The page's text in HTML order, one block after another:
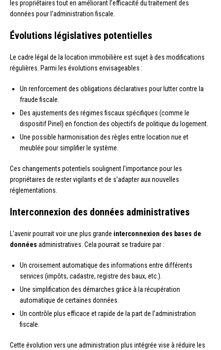
les propriétaires tout en améliorant l’efficacité du traitement des
données pour l’administration fiscale.
Évolutions législatives potentielles
Le cadre légal de la location immobilière est sujet à des modifications
régulières. Parmi les évolutions envisageables :
Un renforcement des obligations déclaratives pour lutter contre la
fraude fiscale.
Des ajustements des régimes fiscaux spécifiques (comme le
dispositif Pinel) en fonction des objectifs de politique du logement.
Une possible harmonisation des règles entre location nue et
meublée pour simplifier le système.
Ces changements potentiels soulignent l’importance pour les
propriétaires de rester vigilants et de s’adapter aux nouvelles
réglementations.
Interconnexion des données administratives
L’avenir pourrait voir une plus grande interconnexion des bases de
données administratives. Cela pourrait se traduire par :
Un croisement automatique des informations entre différents
services (impôts, cadastre, registre des baux, etc.).
Une simplification des démarches grâce à la récupération
automatique de certaines données.
Un contrôle plus efficace et rapide de la part de l’administration
fiscale.
Cette évolution vers une administration plus intégrée vise à réduire les